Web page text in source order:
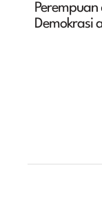
Demokrasi